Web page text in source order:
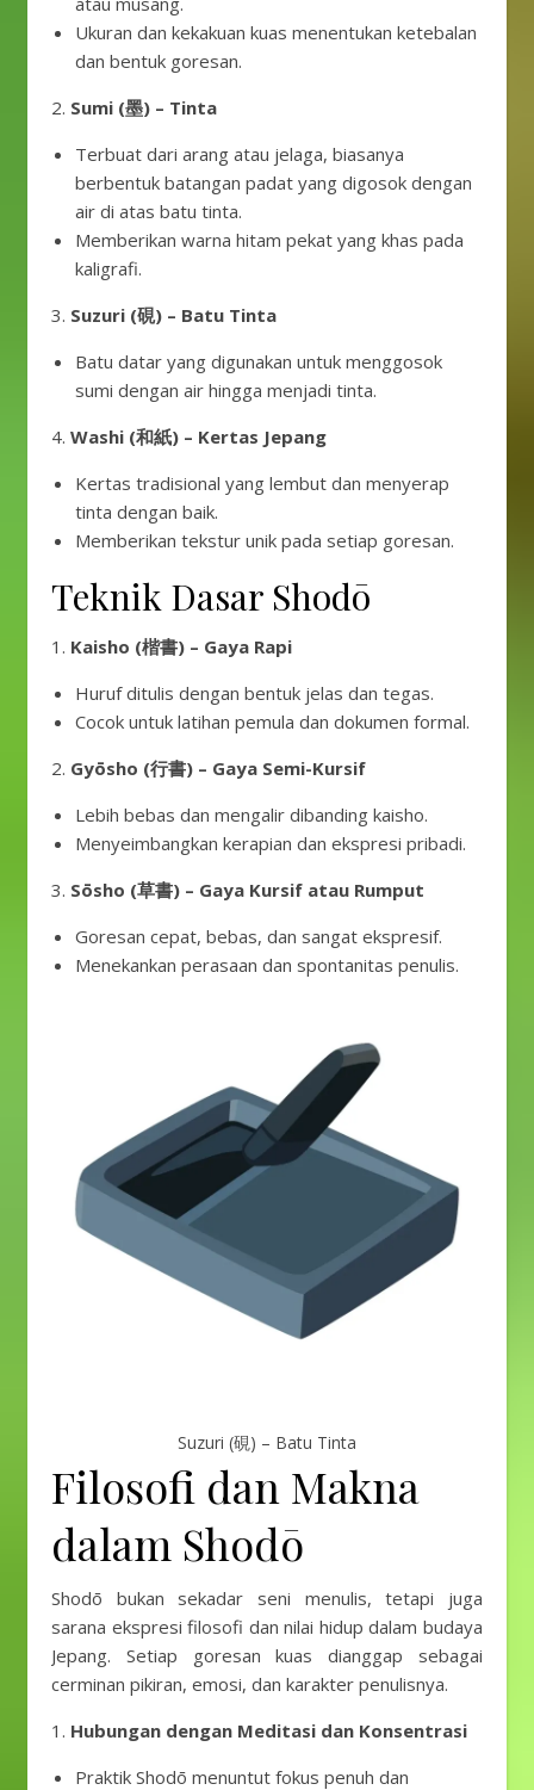
Ukuran dan kekakuan kuas menentukan ketebalan
dan bentuk goresan.
2. Sumi (墨) – Tinta
Terbuat dari arang atau jelaga, biasanya
berbentuk batangan padat yang digosok dengan
air di atas batu tinta.
Memberikan warna hitam pekat yang khas pada
kaligrafi.
3. Suzuri (硯) – Batu Tinta
Batu datar yang digunakan untuk menggosok
sumi dengan air hingga menjadi tinta.
4. Washi (和紙) – Kertas Jepang
Kertas tradisional yang lembut dan menyerap
tinta dengan baik.
Memberikan tekstur unik pada setiap goresan.
Teknik Dasar Shodō
1. Kaisho (楷書) – Gaya Rapi
Huruf ditulis dengan bentuk jelas dan tegas.
Cocok untuk latihan pemula dan dokumen formal.
2. Gyōsho (行書) – Gaya Semi-Kursif
Lebih bebas dan mengalir dibanding kaisho.
Menyeimbangkan kerapian dan ekspresi pribadi.
3. Sōsho (草書) – Gaya Kursif atau Rumput
Goresan cepat, bebas, dan sangat ekspresif.
Menekankan perasaan dan spontanitas penulis.
Suzuri (硯) – Batu Tinta
Filosofi dan Makna
dalam Shodō
Shodō bukan sekadar seni menulis, tetapi juga
sarana ekspresi filosofi dan nilai hidup dalam budaya
Jepang. Setiap goresan kuas dianggap sebagai
cerminan pikiran, emosi, dan karakter penulisnya.
1. Hubungan dengan Meditasi dan Konsentrasi
Praktik Shodō menuntut fokus penuh dan